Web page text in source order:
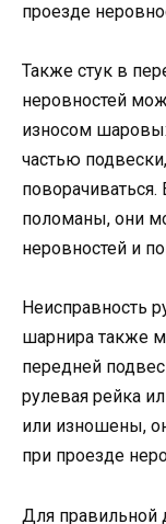
проезде
Также стук в
неровностей
износом
частью
поломаны, они
неровностей и
Неисправность
шарнира также
передней
рулевая рейка
или изношены,
при проезде
Для правильной